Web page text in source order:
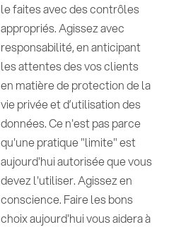
le faites avec des contrôles
appropriés. Agissez avec
responsabilité, en anticipant
les attentes des vos clients
en matière de protection de la
vie privée et d’utilisation des
données. Ce n'est pas parce
qu'une pratique "limite" est
aujourd'hui autorisée que vous
devez l'utiliser. Agissez en
conscience. Faire les bons
choix aujourd'hui vous aidera à